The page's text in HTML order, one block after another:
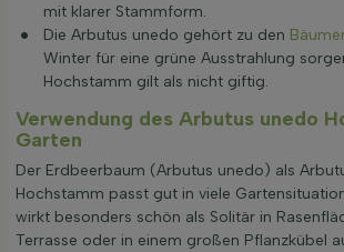
mit klarer Stammform.
Die Arbutus unedo gehört zu den
Winter für eine grüne Ausstrahlung
Hochstamm gilt als nicht giftig.
Verwendung des Arbutus unedo
Garten
Der Erdbeerbaum (Arbutus unedo) als
Hochstamm passt gut in viele
wirkt besonders schön als Solitär in
Terrasse oder in einem großen Pflanzkübel